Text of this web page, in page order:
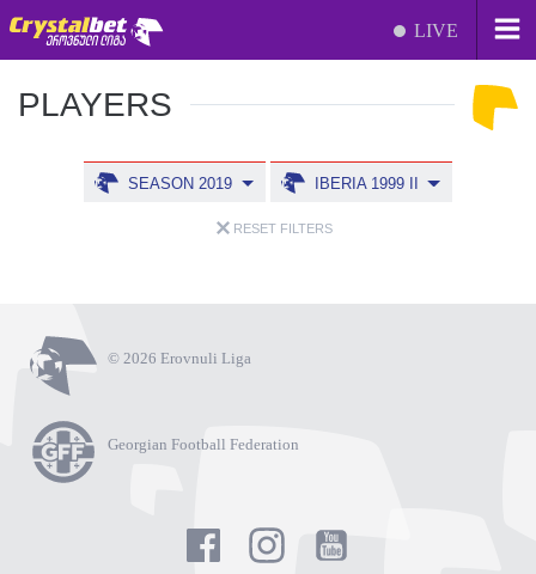
LIVE
PLAYERS
SEASON 2019 IBERIA 1999 II
RESET FILTERS
© 2026 Erovnuli Liga
Georgian Football Federation